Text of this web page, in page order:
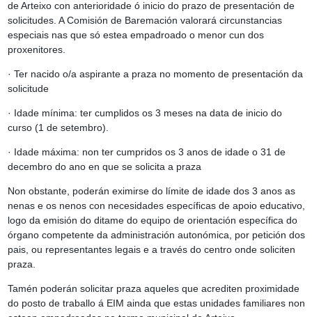
de Arteixo con anterioridade ó inicio do prazo de presentación de
solicitudes. A Comisión de Baremación valorará circunstancias
especiais nas que só estea empadroado o menor cun dos
proxenitores.
· Ter nacido o/a aspirante a praza no momento de presentación da
solicitude
· Idade mínima: ter cumplidos os 3 meses na data de inicio do
curso (1 de setembro).
· Idade máxima: non ter cumpridos os 3 anos de idade o 31 de
decembro do ano en que se solicita a praza
Non obstante, poderán eximirse do límite de idade dos 3 anos as
nenas e os nenos con necesidades específicas de apoio educativo,
logo da emisión do ditame do equipo de orientación específica do
órgano competente da administración autonómica, por petición dos
pais, ou representantes legais e a través do centro onde soliciten
praza.
Tamén poderán solicitar praza aqueles que acrediten proximidade
do posto de traballo á EIM ainda que estas unidades familiares non